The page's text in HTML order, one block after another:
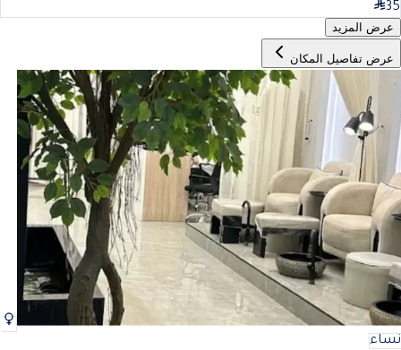
35
عرض المزيد
عرض تفاصيل المكان
نساء